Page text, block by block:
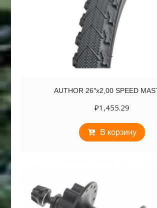
AUTHOR 26″х2,00 SPEED
₽1,455.29
В корзину